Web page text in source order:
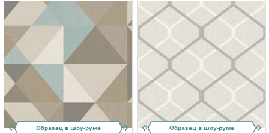
Образец в шоу-руме Образец в шоу-руме